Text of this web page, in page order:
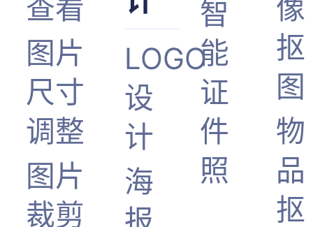
查看
图片
尺寸
调整
图片
裁剪
LOGO
设
计
海
智
能
证
件
照
像
抠
图
物
品
抠